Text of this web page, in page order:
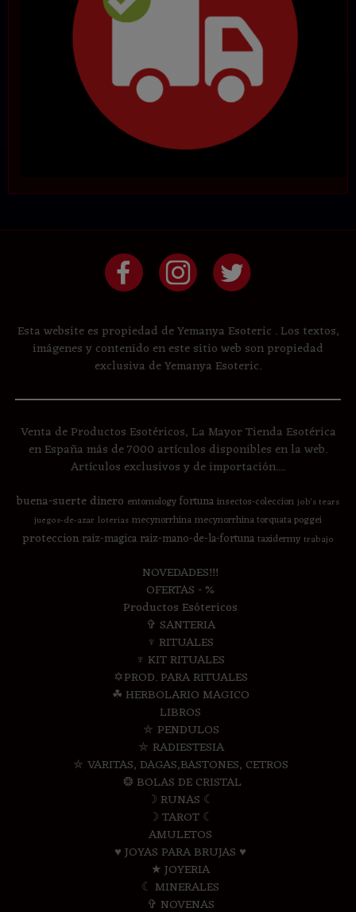
Esta website es propiedad de Yemanya Esoteric . Los textos,
imágenes y contenido en este sitio web son propiedad
exclusiva de Yemanya Esoteric.
Venta de Productos Esotéricos, La Mayor Tienda Esotérica
en España más de 7000 artículos disponibles en la web.
Artículos exclusivos y de importación....
buena-suertedinero entomologyfortunainsectos-coleccion job's tears
juegos-de-azar loterias mecynorrhinamecynorrhina torquata poggei
proteccion raiz-magica raiz-mano-de-la-fortunataxidermy trabajo
NOVEDADES!!!
OFERTAS - %
Productos Esótericos
✞ SANTERIA
♆ RITUALES
♆ KIT RITUALES
✡PROD. PARA RITUALES
☘ HERBOLARIO MAGICO
LIBROS
⛤ PENDULOS
⛤ RADIESTESIA
⛤ VARITAS, DAGAS,BASTONES, CETROS
❂ BOLAS DE CRISTAL
☽ RUNAS ☾
☽ TAROT ☾
AMULETOS
♥ JOYAS PARA BRUJAS ♥
★ JOYERIA
☾ MINERALES
✞ NOVENAS